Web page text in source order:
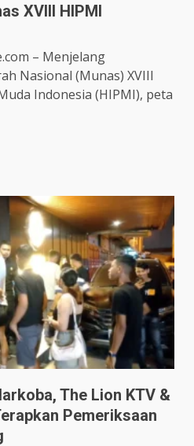
XVIII HIPMI
– Menjelang
Nasional (Munas) XVIII
Indonesia (HIPMI), peta
The Lion KTV &
Pemeriksaan